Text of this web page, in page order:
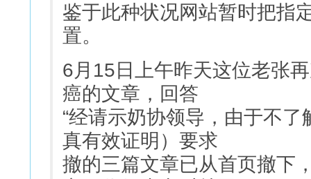
鉴于此种状况网站暂时把指
置。
6月15日上午昨天这位老张
癌的文章，回答
“经请示奶协领导，由于不
真有效证明）要求
撤的三篇文章已从首页撤下